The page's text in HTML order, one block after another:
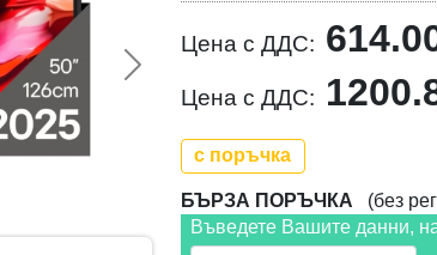
Цена с ДДС:
Цена с ДДС:
с поръчка
БЪРЗА ПОРЪЧКА (без
Въведете Вашите данни,